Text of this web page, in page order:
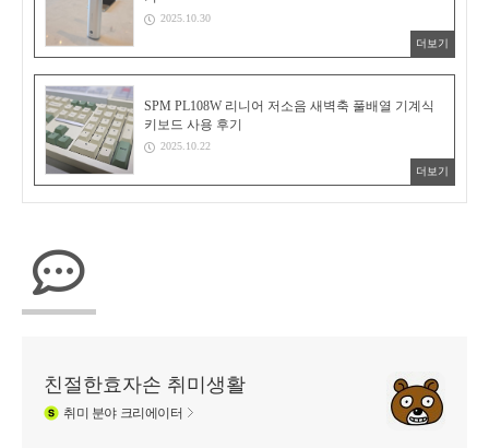
2025.10.30
더보기
SPM PL108W 리니어 저소음 새벽축 풀배열 기계식
키보드 사용 후기
2025.10.22
더보기
친절한효자손 취미생활
취미 분야 크리에이터